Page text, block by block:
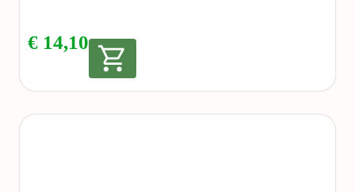
€ 14,10